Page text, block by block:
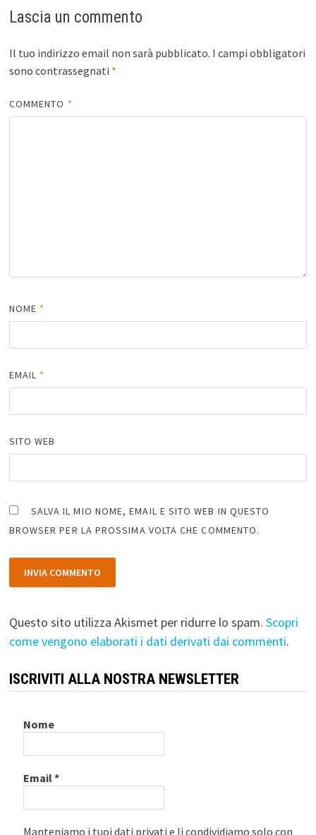
Lascia un commento
Il tuo indirizzo email non sarà pubblicato. I campi obbligatori
sono contrassegnati *
COMMENTO *
NOME *
EMAIL *
SITO WEB
SALVA IL MIO NOME, EMAIL E SITO WEB IN QUESTO
BROWSER PER LA PROSSIMA VOLTA CHE COMMENTO.
Questo sito utilizza Akismet per ridurre lo spam. Scopri
come vengono elaborati i dati derivati dai commenti.
ISCRIVITI ALLA NOSTRA NEWSLETTER
Nome
Email*
Manteniamo i tuoi dati privati e li condividiamo solo con